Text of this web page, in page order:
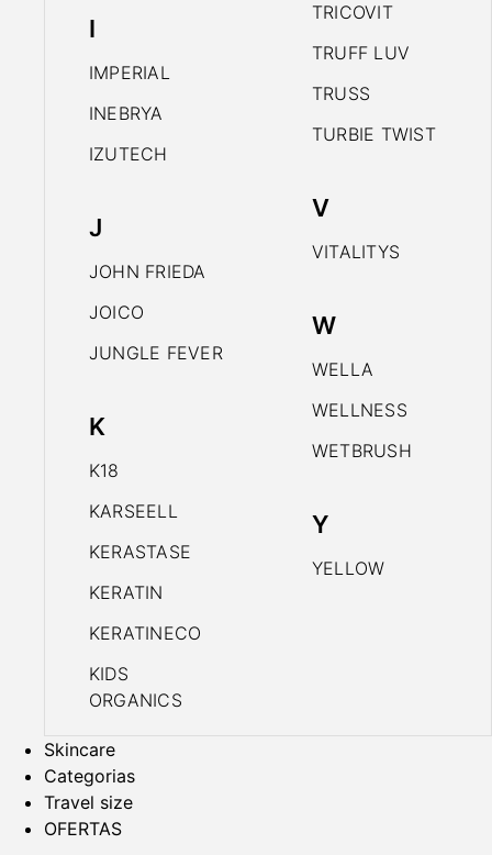
I
IMPERIAL
INEBRYA
IZUTECH
J
JOHN FRIEDA
JOICO
JUNGLE FEVER
K
K18
KARSEELL
KERASTASE
KERATIN
KERATINECO
KIDS
ORGANICS
TRICOVIT
TRUFF LUV
TRUSS
TURBIE TWIST
V
VITALITYS
W
WELLA
WELLNESS
WETBRUSH
Y
YELLOW
Skincare
Categorias
Travel size
OFERTAS